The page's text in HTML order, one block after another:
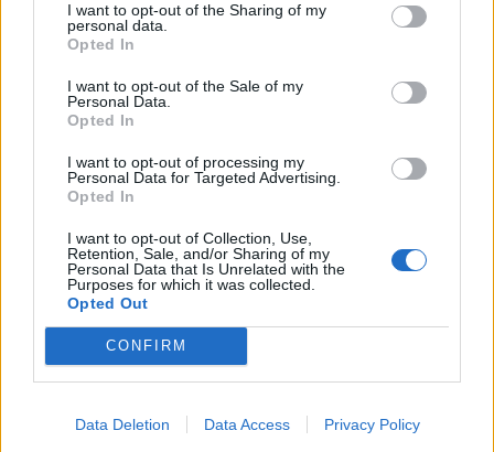
I want to opt-out of the Sharing of my
personal data.
Opted In
I want to opt-out of the Sale of my
Personal Data.
Opted In
I want to opt-out of processing my
Personal Data for Targeted Advertising.
Opted In
I want to opt-out of Collection, Use,
Retention, Sale, and/or Sharing of my
Personal Data that Is Unrelated with the
Purposes for which it was collected.
Opted Out
CONFIRM
Data Deletion Data Access Privacy Policy
Όπως και να έχει, το έργο του Κιούμπρικ
προκαλεί εικασίες επειδή ο ίδιος σπάνια
εξηγούσε τις προθέσεις του. Προτιμούσε να
παρουσιάζει την ταινία και να αφήνει το κοινό
να αναμετρηθεί μόνο του με το νόημά της.